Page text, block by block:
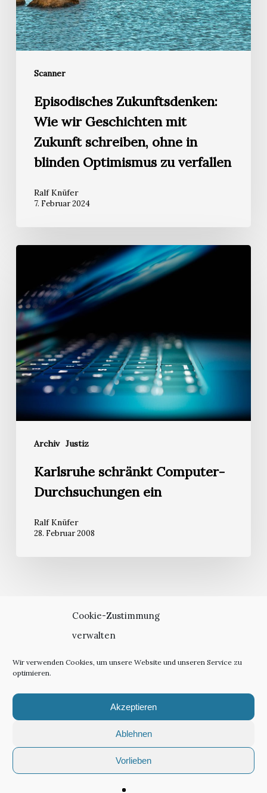
Cookie-Zustimmung
verwalten
Wir verwenden Cookies, um unsere Website und unseren Service zu
optimieren.
Akzeptieren
Ablehnen
Vorlieben
Scanner
Zukunft
schreiben,
blinden
Optimismus
verfallen
Episodisches Zukunftsdenken:
Wie wir Geschichten mit
Zukunft schreiben, ohne in
blinden Optimismus zu verfallen
Ralf Knüfer
7. Februar 2024
Archiv Justiz
Computer-
Durchsuchungen
ein
Karlsruhe schränkt Computer-
Durchsuchungen ein
Ralf Knüfer
28. Februar 2008
© 2026 textstation.